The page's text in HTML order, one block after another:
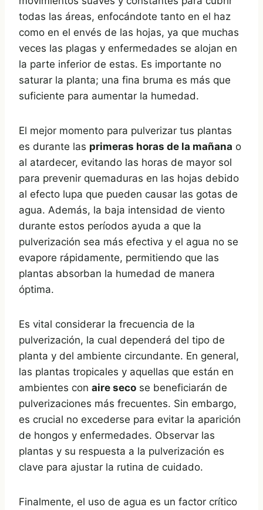
todas las áreas, enfocándote tanto en el haz
como en el envés de las hojas, ya que muchas
veces las plagas y enfermedades se alojan en
la parte inferior de estas. Es importante no
saturar la planta; una fina bruma es más que
suficiente para aumentar la humedad.
El mejor momento para pulverizar tus plantas
es durante las primeras horas de la mañana o
al atardecer, evitando las horas de mayor sol
para prevenir quemaduras en las hojas debido
al efecto lupa que pueden causar las gotas de
agua. Además, la baja intensidad de viento
durante estos períodos ayuda a que la
pulverización sea más efectiva y el agua no se
evapore rápidamente, permitiendo que las
plantas absorban la humedad de manera
óptima.
Es vital considerar la frecuencia de la
pulverización, la cual dependerá del tipo de
planta y del ambiente circundante. En general,
las plantas tropicales y aquellas que están en
ambientes con aire seco se beneficiarán de
pulverizaciones más frecuentes. Sin embargo,
es crucial no excederse para evitar la aparición
de hongos y enfermedades. Observar las
plantas y su respuesta a la pulverización es
clave para ajustar la rutina de cuidado.
Finalmente, el uso de agua es un factor crítico